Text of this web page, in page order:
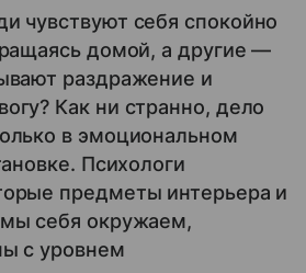
чувствуют себя спокойно
домой, а другие —
раздражение и
Как ни странно, дело
в эмоциональном
Психологи
предметы интерьера и
себя окружаем,
с уровнем